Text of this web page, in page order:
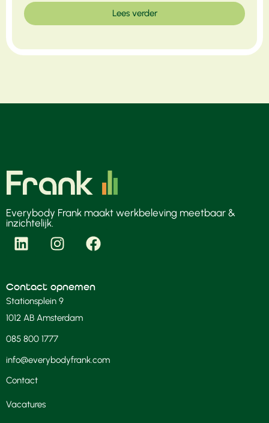
Lees verder
Everybody Frank maakt werkbeleving meetbaar &
inzichtelijk.
Contact opnemen
Stationsplein 9
1012 AB Amsterdam
085 800 1777
info@everybodyfrank.com
Contact
Vacatures